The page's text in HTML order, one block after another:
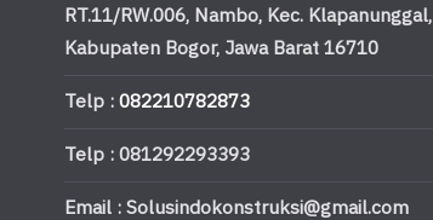
RT.11/RW.006, Nambo, Kec. Klapanunggal,
Kabupaten Bogor, Jawa Barat 16710
Telp :082210782873
Telp : 081292293393
Email : Solusindokonstruksi@gmail.com